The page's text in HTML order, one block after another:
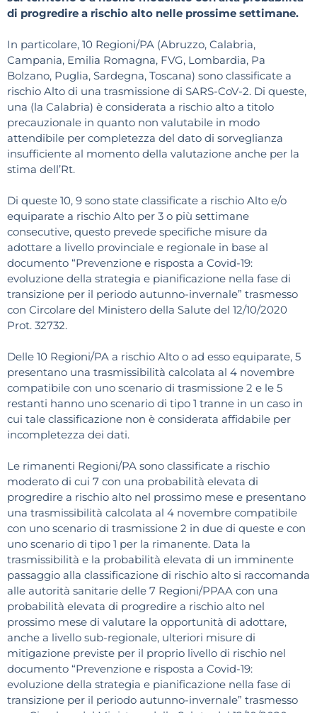
di progredire a rischio alto nelle prossime settimane.
In particolare, 10 Regioni/PA (Abruzzo, Calabria,
Campania, Emilia Romagna, FVG, Lombardia, Pa
Bolzano, Puglia, Sardegna, Toscana) sono classificate a
rischio Alto di una trasmissione di SARS-CoV-2. Di queste,
una (la Calabria) è considerata a rischio alto a titolo
precauzionale in quanto non valutabile in modo
attendibile per completezza del dato di sorveglianza
insufficiente al momento della valutazione anche per la
stima dell’Rt.
Di queste 10, 9 sono state classificate a rischio Alto e/o
equiparate a rischio Alto per 3 o più settimane
consecutive, questo prevede specifiche misure da
adottare a livello provinciale e regionale in base al
documento “Prevenzione e risposta a Covid-19:
evoluzione della strategia e pianificazione nella fase di
transizione per il periodo autunno-invernale” trasmesso
con Circolare del Ministero della Salute del 12/10/2020
Prot. 32732.
Delle 10 Regioni/PA a rischio Alto o ad esso equiparate, 5
presentano una trasmissibilità calcolata al 4 novembre
compatibile con uno scenario di trasmissione 2 e le 5
restanti hanno uno scenario di tipo 1 tranne in un caso in
cui tale classificazione non è considerata affidabile per
incompletezza dei dati.
Le rimanenti Regioni/PA sono classificate a rischio
moderato di cui 7 con una probabilità elevata di
progredire a rischio alto nel prossimo mese e presentano
una trasmissibilità calcolata al 4 novembre compatibile
con uno scenario di trasmissione 2 in due di queste e con
uno scenario di tipo 1 per la rimanente. Data la
trasmissibilità e la probabilità elevata di un imminente
passaggio alla classificazione di rischio alto si raccomanda
alle autorità sanitarie delle 7 Regioni/PPAA con una
probabilità elevata di progredire a rischio alto nel
prossimo mese di valutare la opportunità di adottare,
anche a livello sub-regionale, ulteriori misure di
mitigazione previste per il proprio livello di rischio nel
documento “Prevenzione e risposta a Covid-19:
evoluzione della strategia e pianificazione nella fase di
transizione per il periodo autunno-invernale” trasmesso